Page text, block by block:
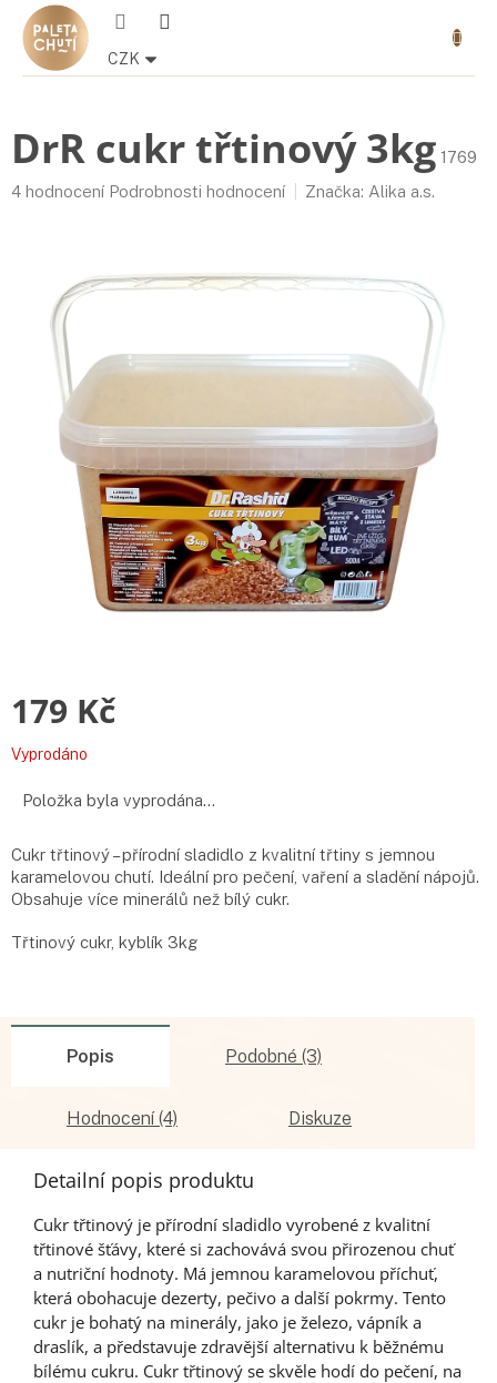
Přejít
obsah
CZK
košík
DrR cukr třtinový 3kg 1769
Průměrné
hvězdiček.
4 hodnocení Podrobnosti hodnocení Značka: Alika a.s.
179 Kč
Měrná
Vyprodáno
Položka byla vyprodána…
Cukr třtinový – přírodní sladidlo z kvalitní třtiny s jemnou
karamelovou chutí. Ideální pro pečení, vaření a sladění nápojů.
Obsahuje více minerálů než bílý cukr.
Třtinový cukr, kyblík 3kg
Popis Podobné (3)
Hodnocení (4) Diskuze
Detailní popis produktu
Cukr třtinový je přírodní sladidlo vyrobené z kvalitní
třtinové šťávy, které si zachovává svou přirozenou chuť
a nutriční hodnoty. Má jemnou karamelovou příchuť,
která obohacuje dezerty, pečivo a další pokrmy. Tento
cukr je bohatý na minerály, jako je železo, vápník a
draslík, a představuje zdravější alternativu k běžnému
bílému cukru. Cukr třtinový se skvěle hodí do pečení, na